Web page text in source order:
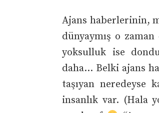
Ajans haberlerinin,
dünyaymış o
yoksulluk ise
daha… Belki ajans
taşıyan neredeyse
insanlık var. (Hala